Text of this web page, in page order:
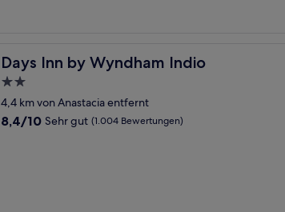
Days Inn by Wyndham Indio
Days Inn by Wyndham Indio
2.0-
Sterne-
Unterkunft
4,4 km von Anastacia entfernt
8.4
8,4/10 Sehr gut (1.004 Bewertungen)